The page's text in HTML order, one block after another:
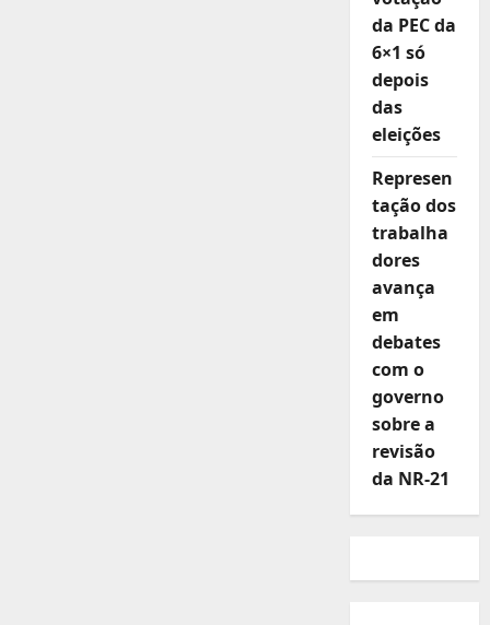
da PEC da
6×1 só
depois
das
eleições
Represen
tação dos
trabalha
dores
avança
em
debates
com o
governo
sobre a
revisão
da NR-21